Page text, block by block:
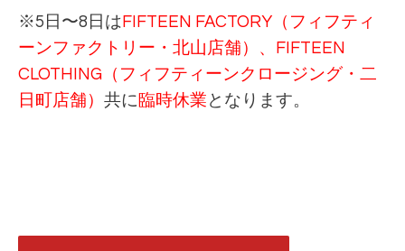
※5日〜8日は FIFTEEN FACTORY（フィフティ
ーンファクトリー・北山店舗）、FIFTEEN
CLOTHING（フィフティーンクロージング・二
日町店舗） 共に臨時休業 となります。